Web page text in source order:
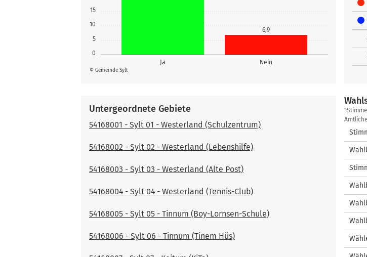
0
5
10
15
Ja Nein
6,9
© Gemeinde Sylt
Untergeordnete Gebiete
54168001 - Sylt 01 - Westerland (Schulzentrum)
54168002 - Sylt 02 - Westerland (Lebenshilfe)
54168003 - Sylt 03 - Westerland (Alte Post)
54168004 - Sylt 04 - Westerland (Tennis-Club)
54168005 - Sylt 05 - Tinnum (Boy-Lornsen-Schule)
54168006 - Sylt 06 - Tinnum (Tinem Hüs)